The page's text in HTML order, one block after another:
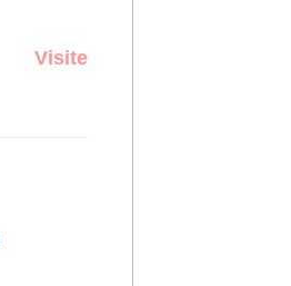
Visite